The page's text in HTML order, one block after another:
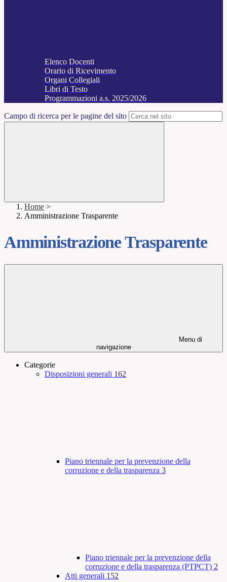
Elenco Docenti
Orario di Ricevimento
Organi Collegiali
Libri di Testo
Programmazioni a.s. 2025/2026
Campo di ricerca per le pagine del sito
Home >
Amministrazione Trasparente
Amministrazione Trasparente
Menu di
navigazione
Categorie
Disposizioni generali 162
Piano triennale per la prevenzione della
corruzione e della trasparenza 3
Piano triennale per la prevenzione della
corruzione e della trasparenza (PTPCT) 2
Atti generali 152